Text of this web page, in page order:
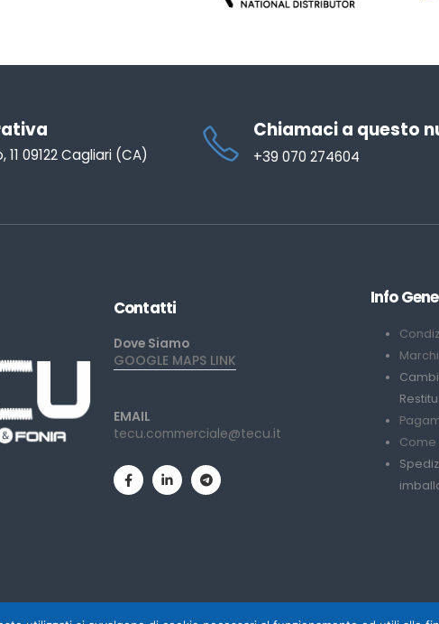
11 09122 Cagliari (CA)
Chiamaci a questo
+39 070 274604
Contatti
Dove Siamo
GOOGLE MAPS LINK
EMAIL
tecu.commerciale@tecu.it
Info